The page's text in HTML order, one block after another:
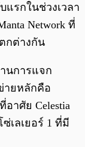
รกในช่วงเวลา
Network ที่
กต่างกัน
นการแจก
ายหลักคือ
อาศัย Celestia
เลเยอร์ 1 ที่มี